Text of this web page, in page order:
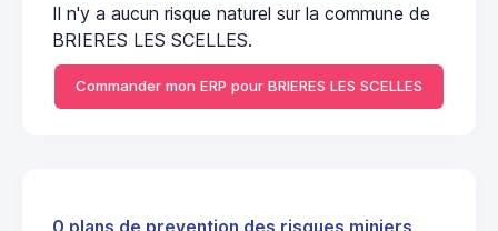
Il n'y a aucun risque naturel sur la commune de
BRIERES LES SCELLES.
Commander mon ERP pour BRIERES LES SCELLES
0 plans de prevention des risques miniers